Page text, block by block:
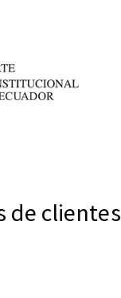
de clientes